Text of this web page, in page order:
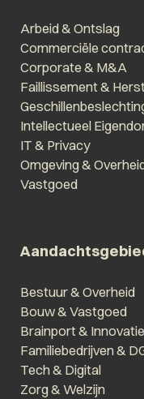
Arbeid & Ontslag
Commerciële
Corporate & M&A
Faillissement &
Intellectueel
IT & Privacy
Omgeving &
Vastgoed
Bestuur & Overheid
Bouw & Vastgoed
Brainport & Innovatie
Familiebedrijven &
Tech & Digital
Zorg & Welzijn